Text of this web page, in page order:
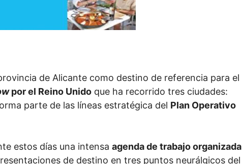
de Alicante como destino de referencia para el
por el Reino Unido que ha recorrido tres ciudades:
parte de las líneas estratégica del Plan Operativo
estos días una intensa agenda de trabajo organizada
de destino en tres puntos neurálgicos del